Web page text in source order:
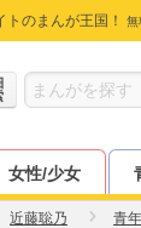
のまんが王国！ 無
女性/少女
近藤聡乃 青